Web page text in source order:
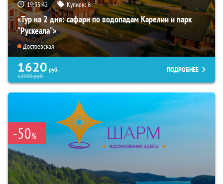
19:35:41 Купили:6
«Тур на 2 дня: сафари по водопадам Карелии и парк
“Рускеала"»
Достоевская
1620 руб.
12900руб.
ПОДРОБНЕЕ
-50%